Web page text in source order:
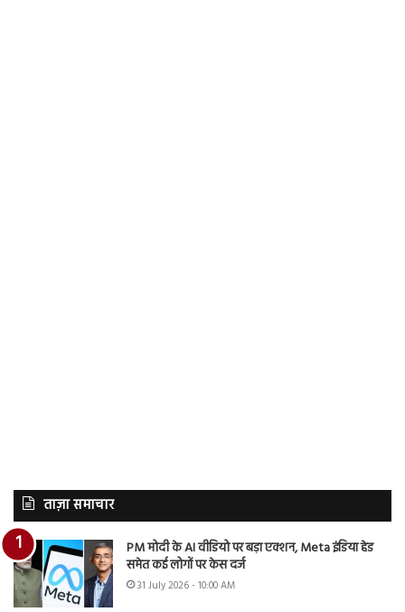
ताज़ा समाचार
PM मोदी के AI वीडियो पर बड़ा एक्शन, Meta इंडिया हेड
समेत कई लोगों पर केस दर्ज
31 July 2026 - 10:00 AM